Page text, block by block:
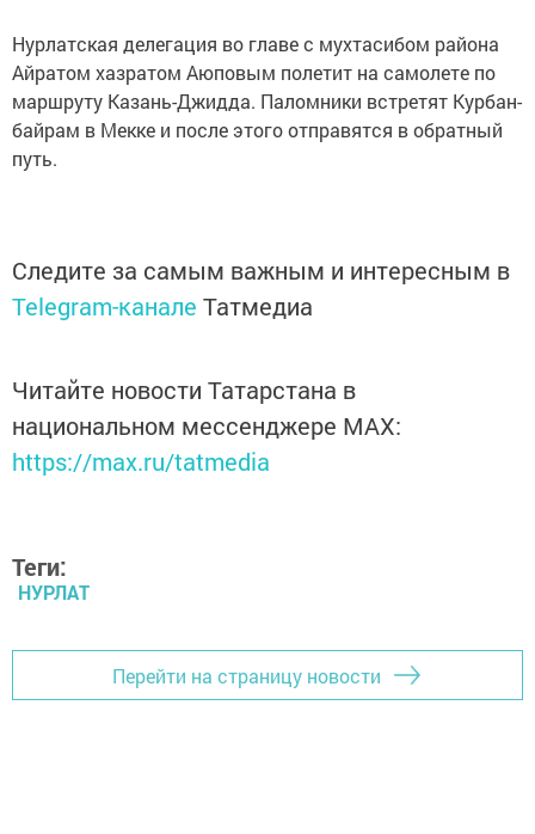
Нурлатская делегация во главе с мухтасибом района
Айратом хазратом Аюповым полетит на самолете по
маршруту Казань-Джидда. Паломники встретят Курбан-
байрам в Мекке и после этого отправятся в обратный
путь.
Следите за самым важным и интересным в
Telegram-канале Татмедиа
Читайте новости Татарстана в
национальном мессенджере MАХ:
https://max.ru/tatmedia
Теги:
НУРЛАТ
Перейти на страницу новости